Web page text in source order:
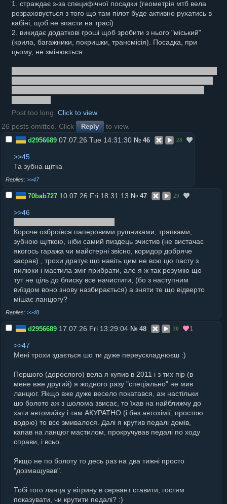
1. страждає з-за специфічної посадки (геометрія мтб вела
розраховується з того що там пілот буде активно рухатись в
кабіні, щоб не впасти на трасі)
2. викидає додаткові гроші щоб зробити з нього "міський"
(крила, багажники, покришки, трансмісія). Посадка, при
цьому, не змінюється.
Post too long. Click to view.
26 posts omitted. Click
Reply to view.
d2956689 07.07.26 Tue 14:31:30 № 46 28
>>45
Та зубна щітка
>>47
70bab727 10.07.26 Fri 18:31:13 № 47 29
>>46
Короче озброївся паперовими рушниками, тряпками,
зубною щіткою, ніби самий пиздець зчистив (не вистачає
якогось гаража чи майстерні звісно, коридор добряче
засрав) , трохи дратує що навіть цим не всю цю пасту з
пилюки і мастила зміг прибрати, але я ж так розумію що
тут не ціль до блиску все начистити, (бо з наступним
виїздом воно знову назбирається) а зняти те що відверто
мішає ланцюгу?
>>48
d2956689 17.07.26 Fri 13:29:04 № 48 30 1
>>47
Мені трохи здається шо ти дуже переускладнюєш :)
Першого (дорослого) вела я купив в 2011 і з тих пір (в
мене вже другий) я жодного разу "спеціально" не мив
ланцюг. Якщо вже дуже весело покатався, аж настільки
шо болото аж з шолома звисає, то їхав на найближчу до
хати автомийку і там АКУРАТНО (і без автохімії, простою
водою) то все змивалося. Далі я крутив педалі домів,
капав на ланцюг мастилом, прокручував педалі по ходу
справи, і всьо.
Якщо не по болоту то десь раз на два тижні просто
"дозмащував".
Тобі того ланца у вітрину в сервант ставити, гостям
показувати, чи крутити педалі? :)